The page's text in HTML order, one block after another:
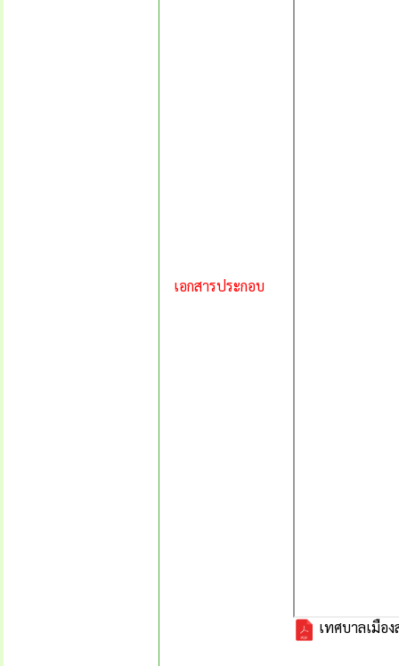
เอกสารประกอบ
เทศบาลเมือ